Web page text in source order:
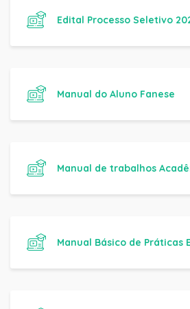
Edital Processo Seletivo
Manual do Aluno Fanese
Manual de trabalhos
Manual Básico de Práticas